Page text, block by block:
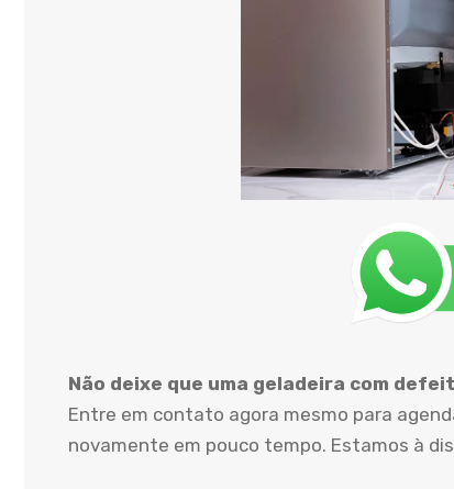
Não deixe que uma geladeira com
Entre em contato agora mesmo para
novamente em pouco tempo. Estamos à